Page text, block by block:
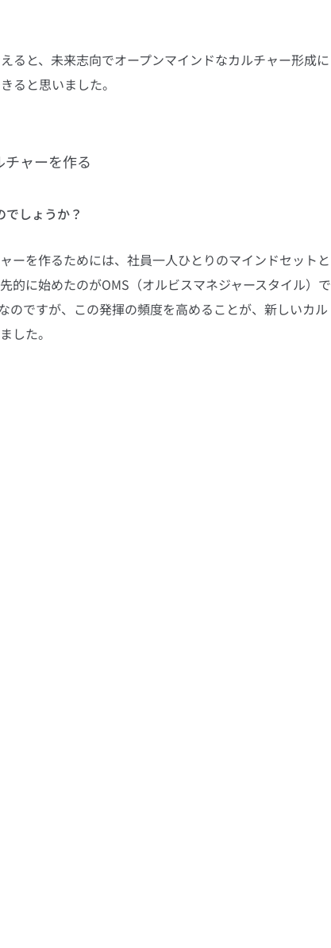
ると、未来志向でオープンマインドなカルチャー形成に
ると思いました。
ャーを作る
しょうか？
ーを作るためには、社員一人ひとりのマインドセットと
的に始めたのがOMS（オルビスマネジャースタイル）で
のですが、この発揮の頻度を高めることが、新しいカル
した。